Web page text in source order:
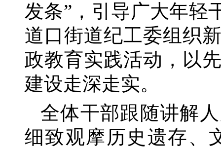
发条”，引导广大年轻
道口街道纪工委组织
政教育实践活动，以
建设走深走实。
全体干部跟随讲解
细致观摩历史遗存、